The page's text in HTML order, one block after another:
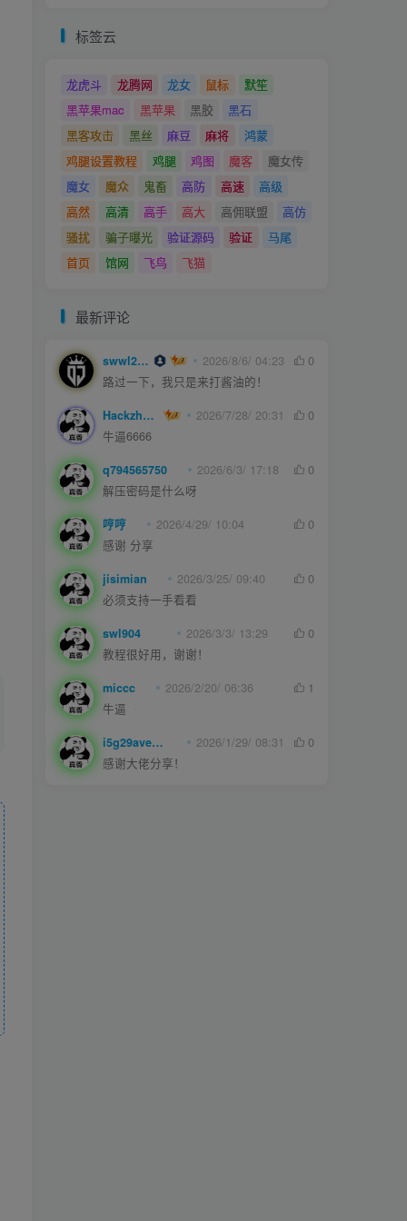
标签云
龙虎斗 龙腾网 龙女 鼠标
默笙
黑苹果mac
黑苹果 黑胶
黑石
黑客攻击
黑丝 麻豆 麻将
鸿蒙
鸡腿设置教程
鸡腿 鸡图 魔客
魔女传
魔女
魔众 鬼畜 高防 高速
高级
高然
高清 高手 高大 高佣联盟
高仿
骚扰
骗子曝光 验证源码 验证
马尾
首页
馆网 飞鸟 飞猫
最新评论
swwl2457 2026/8/6/ 04:23
0
路过一下，我只是来打酱油的！
Hackzheng 2026/7/28/ 20:31
0
牛逼6666
q794565750 2026/6/3/ 17:18
0
解压密码是什么呀
哼哼 2026/4/29/ 10:04
0
感谢 分享
jisimian 2026/3/25/ 09:40
0
必须支持一手看看
swl904 2026/3/3/ 13:29
0
教程很好用，谢谢！
miccc 2026/2/20/ 06:36
1
牛逼
i5g29ave0m 2026/1/29/ 08:31
0
感谢大佬分享！